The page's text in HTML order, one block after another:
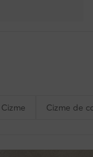
Cizme Cizme de